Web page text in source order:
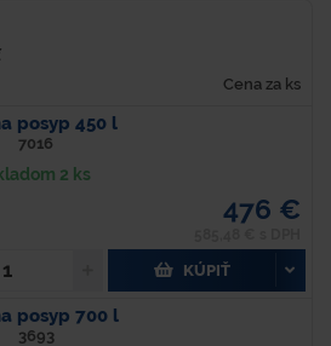
Cena za ks
posyp 450 l
7016
2 ks
476 €
KÚPIŤ
posyp 700 l
3693